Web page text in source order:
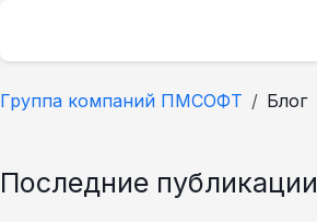
Группа компаний ПМСОФТ Блог
Последние публикации